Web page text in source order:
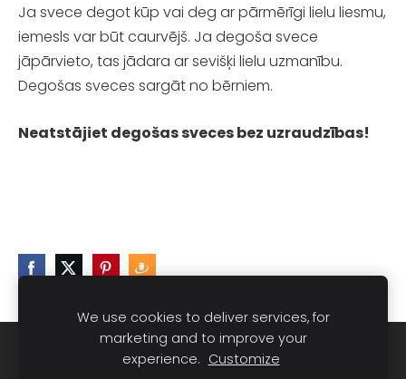
Ja svece degot kūp vai deg ar pārmērīgi lielu liesmu,
iemesls var būt caurvējš. Ja degoša svece
jāpārvieto, tas jādara ar sevišķi lielu uzmanību.
Degošas sveces sargāt no bērniem.
Neatstājiet degošas sveces bez uzraudzības!
Sīkdatnes
We use cookies to deliver services, for
marketing and to improve your
experience. Customize